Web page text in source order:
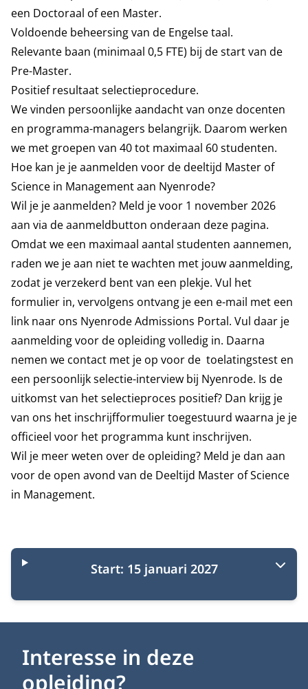
een Doctoraal of een Master.
Voldoende beheersing van de Engelse taal.
Relevante baan (minimaal 0,5 FTE) bij de start van de
Pre-Master.
Positief resultaat selectieprocedure.
We vinden persoonlijke aandacht van onze docenten
en programma-managers belangrijk. Daarom werken
we met groepen van 40 tot maximaal 60 studenten.
Hoe kan je je aanmelden voor de deeltijd Master of
Science in Management aan Nyenrode?
Wil je je aanmelden? Meld je voor 1 november 2026
aan via de aanmeldbutton onderaan deze pagina.
Omdat we een maximaal aantal studenten aannemen,
raden we je aan niet te wachten met jouw aanmelding,
zodat je verzekerd bent van een plekje. Vul het
formulier in, vervolgens ontvang je een e-mail met een
link naar ons Nyenrode Admissions Portal. Vul daar je
aanmelding voor de opleiding volledig in. Daarna
nemen we contact met je op voor de toelatingstest en
een persoonlijk selectie-interview bij Nyenrode. Is de
uitkomst van het selectieproces positief? Dan krijg je
van ons het inschrijfformulier toegestuurd waarna je je
officieel voor het programma kunt inschrijven.
Wil je meer weten over de opleiding? Meld je dan aan
voor de open avond van de Deeltijd Master of Science
in Management.
Startmomenten
Start: 15 januari 2027
Interesse in deze
opleiding?